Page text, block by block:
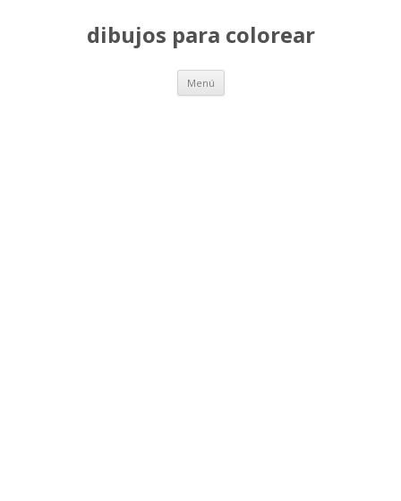
dibujos para colorear
Menú Saltar
contenido